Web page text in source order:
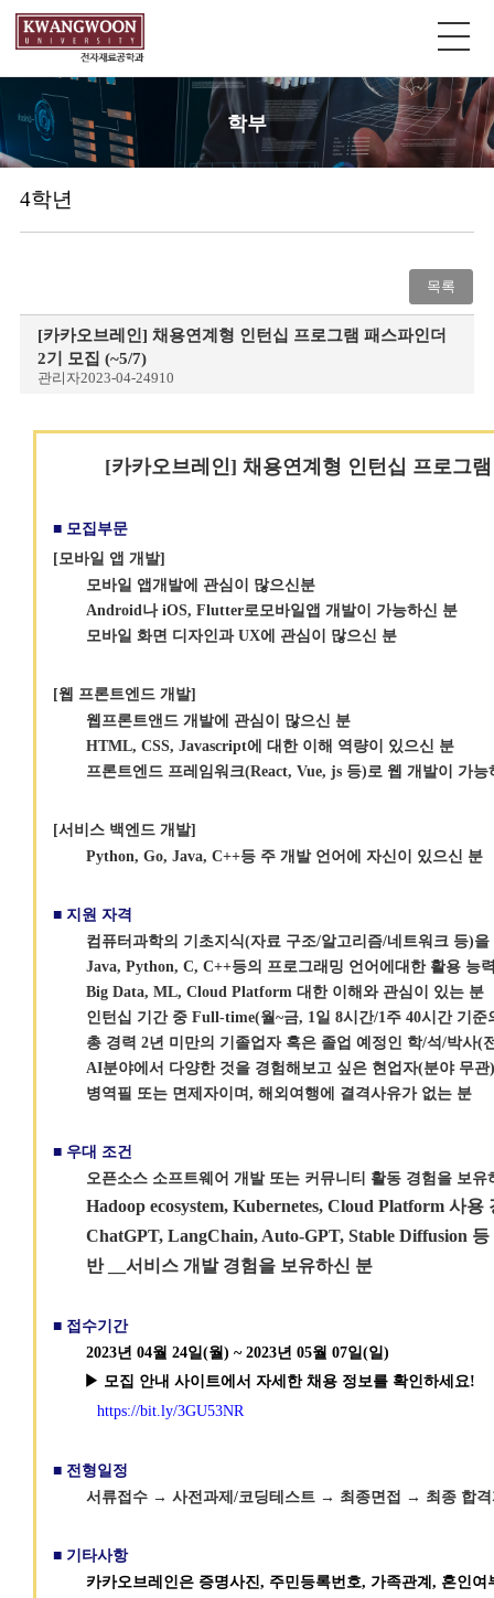
학부
4학년
목록
[카카오브레인] 채용연계형 인턴십 프로그램 패스파인더
2기 모집 (~5/7)
관리자2023-04-24910
[카카오브레인] 채용연계형 인턴십 프로그
■ 모집부문
[모바일 앱 개발]
모바일 앱개발에 관심이 많으신분
Android나 iOS, Flutter로모바일앱 개발이 가능하신 분
모바일 화면 디자인과 UX에 관심이 많으신 분
[웹 프론트엔드 개발]
웹프론트앤드 개발에 관심이 많으신 분
HTML, CSS, Javascript에 대한 이해 역량이 있으신 분
프론트엔드 프레임워크(React, Vue, js 등)로 웹 개발이 가능
[서비스 백엔드 개발]
Python, Go, Java, C++등 주 개발 언어에 자신이 있으신 분
■ 지원 자격
컴퓨터과학의 기초지식(자료 구조/알고리즘/네트워크 등)
Java, Python, C, C++등의 프로그래밍 언어에대한 활용 능
Big Data, ML, Cloud Platform 대한 이해와 관심이 있는 분
인턴십 기간 중 Full-time(월~금, 1일 8시간/1주 40시간 기
총 경력 2년 미만의 기졸업자 혹은 졸업 예정인 학/석/박사(
AI분야에서 다양한 것을 경험해보고 싶은 현업자(분야 무관)
병역필 또는 면제자이며, 해외여행에 결격사유가 없는 분
■ 우대 조건
오픈소스 소프트웨어 개발 또는 커뮤니티 활동 경험을 보유
Hadoop ecosystem, Kubernetes, Cloud Platform 사
ChatGPT, LangChain, Auto-GPT, Stable Diffusion
반 __서비스 개발 경험을 보유하신 분
■ 접수기간
2023년 04월 24일(월) ~ 2023년 05월 07일(일)
▶ 모집 안내 사이트에서 자세한 채용 정보를 확인하세요!
https://bit.ly/3GU53NR
■ 전형일정
서류접수 → 사전과제/코딩테스트 → 최종면접 → 최종 합
■ 기타사항
카카오브레인은 증명사진, 주민등록번호, 가족관계, 혼인